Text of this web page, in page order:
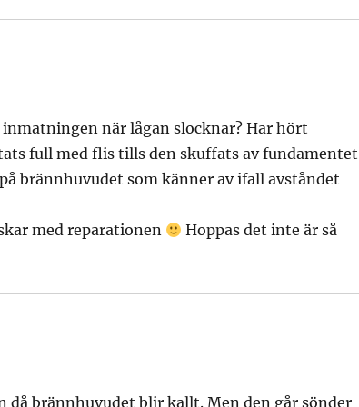
när lågan slocknar? Har hört
full med flis tills den skuffats av
brännhuvudet som känner av ifall avståndet
med reparationen
Hoppas det inte är så
brännhuvudet blir kallt. Men den går sönder